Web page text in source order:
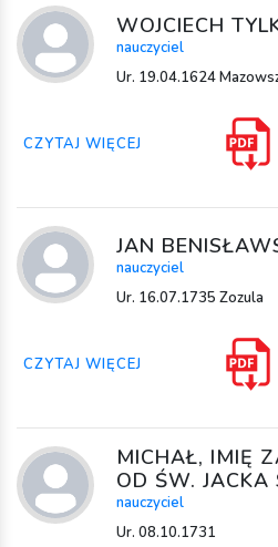
WOJCIECH
nauczyciel
Ur. 19.04.1624
CZYTAJ WIĘCEJ
JAN
nauczyciel
Ur. 16.07.1735 Zozula
CZYTAJ WIĘCEJ
MICHAŁ, IMIĘ
OD ŚW. JACKA
nauczyciel
Ur. 08.10.1731